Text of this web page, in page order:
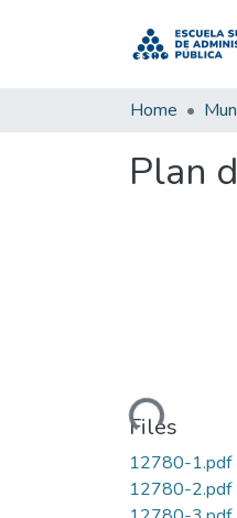
Home
Plan
Loading...
Files
12780-1.pdf
12780-2.pdf